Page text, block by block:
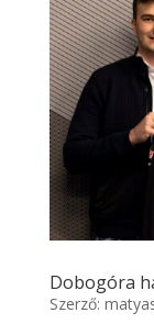
Dobogóra
Szerző: